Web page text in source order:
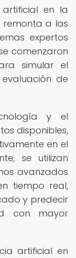
en la
remonta a las
expertos
comenzaron
simular el
de
y el
disponibles,
en el
se utilizan
avanzados
tiempo real,
y predecir
con mayor
artificial en